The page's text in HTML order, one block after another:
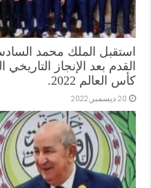
استقبل الملك محمد
القدم بعد الإنجاز
كأس العالم 2022.
20 ديسمبر,2022